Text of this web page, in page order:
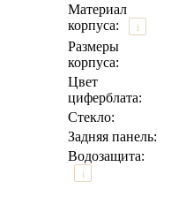
Материал
корпуса:
i
Размеры
корпуса:
Цвет
циферблата:
Стекло:
Задняя панель:
Водозащита:
i